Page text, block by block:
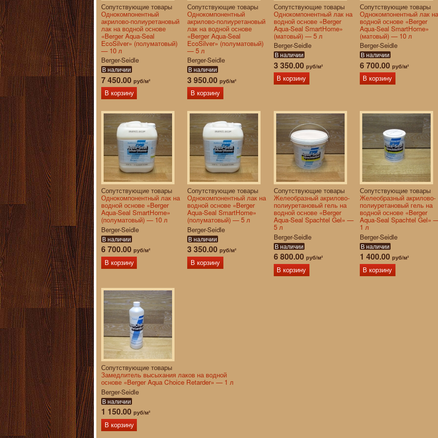
Сопутствующие товары
Однокомпонентный
акрилово-полиуретановый
лак на водной основе
«Berger Aqua-Seal
EcoSilver» (полуматовый)
— 10 л
Berger-Seidle
В наличии
7 450.00 руб/м²
В корзину
Сопутствующие товары
Однокомпонентный
акрилово-полиуретановый
лак на водной основе
«Berger Aqua-Seal
EcoSilver» (полуматовый)
— 5 л
Berger-Seidle
В наличии
3 950.00руб/м²
В корзину
Сопутствующие товары
Однокомпонентный лак на
водной основе «Berger
Aqua-Seal SmartHome»
(матовый) — 5 л
Berger-Seidle
В наличии
3 350.00 руб/м²
В корзину
Сопутствующие товары
Однокомпонентный лак на
водной основе «Berger
Aqua-Seal SmartHome»
(матовый) — 10 л
Berger-Seidle
В наличии
6 700.00 руб/м²
В корзину
Сопутствующие товары
Однокомпонентный лак на
водной основе «Berger
Aqua-Seal SmartHome»
(полуматовый) — 10 л
Berger-Seidle
В наличии
6 700.00 руб/м²
В корзину
Сопутствующие товары
Однокомпонентный лак на
водной основе «Berger
Aqua-Seal SmartHome»
(полуматовый) — 5 л
Berger-Seidle
В наличии
3 350.00руб/м²
В корзину
Сопутствующие товары
Желеобразный акрилово-
полиуретановый гель на
водной основе «Berger
Aqua-Seal Spachtel Gel» —
5 л
Berger-Seidle
В наличии
6 800.00 руб/м²
В корзину
Сопутствующие товары
Желеобразный акрилово-
полиуретановый гель на
водной основе «Berger
Aqua-Seal Spachtel Gel»
1 л
Berger-Seidle
В наличии
1 400.00 руб/м²
В корзину
Сопутствующие товары
Замедлитель высыхания лаков на водной
основе «Berger Aqua Choice Retarder» — 1 л
Berger-Seidle
В наличии
1 150.00 руб/м²
В корзину